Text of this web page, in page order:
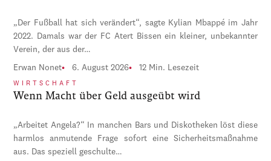
„Der Fußball hat sich verändert“, sagte Kylian Mbappé im Jahr
2022. Damals war der FC Atert Bissen ein kleiner, unbekannter
Verein, der aus der…
Erwan Nonet 6. August 2026 12 Min. Lesezeit
WIRTSCHAFT
Wenn Macht über Geld ausgeübt wird
„Arbeitet Angela?“ In manchen Bars und Diskotheken löst diese
harmlos anmutende Frage sofort eine Sicherheitsmaßnahme
aus. Das speziell geschulte…